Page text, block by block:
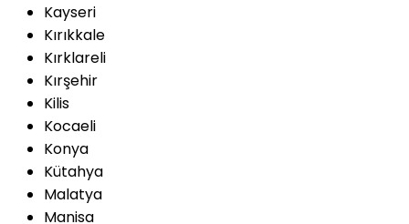
Kayseri
Kırıkkale
Kırklareli
Kırşehir
Kilis
Kocaeli
Konya
Kütahya
Malatya
Manisa